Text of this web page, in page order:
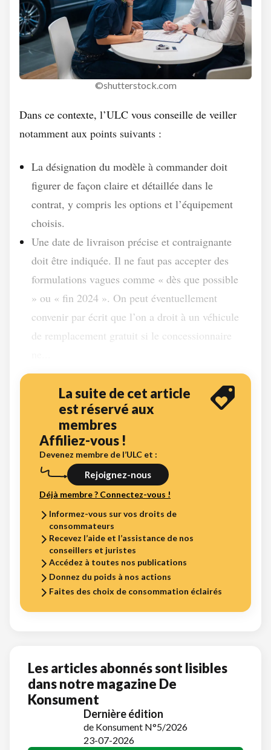
©shutterstock.com
Dans ce contexte, l’ULC vous conseille de veiller
notamment aux points suivants :
La désignation du modèle à commander doit
figurer de façon claire et détaillée dans le
contrat, y compris les options et l’équipement
choisis.
Une date de livraison précise et contraignante
doit être indiquée. Il ne faut pas accepter des
formulations vagues comme « dès que possible
» ou « fin 2024 ». On peut éventuellement
convenir par écrit que l’on a droit à un véhicule
de remplacement gratuit si le concessionnaire
La suite de cet article
est réservé aux
membres
Affiliez-vous !
Devenez membre de l’ULC et :
Rejoignez-nous
Déjà membre ? Connectez-vous !
Informez-vous sur vos droits de
consommateurs
Recevez l’aide et l’assistance de nos
conseillers et juristes
Accédez à toutes nos publications
Donnez du poids à nos actions
Faites des choix de consommation éclairés
Les articles abonnés sont lisibles
dans notre magazine De
Konsument
Dernière édition
de Konsument N°5/2026
23-07-2026